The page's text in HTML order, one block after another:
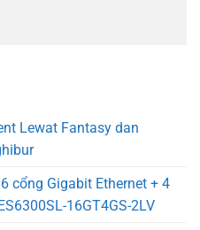
Lewat Fantasy dan
cổng Gigabit Ethernet + 4
16GT4GS-2LV